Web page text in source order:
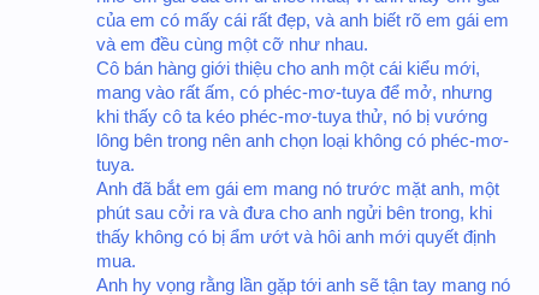
của em có mấy cái rất đẹp, và anh biết rõ em gái em
và em đều cùng một cỡ như nhau.
Cô bán hàng giới thiệu cho anh một cái kiểu mới,
mang vào rất ấm, có phéc-mơ-tuya để mở, nhưng
khi thấy cô ta kéo phéc-mơ-tuya thử, nó bị vướng
lông bên trong nên anh chọn loại không có phéc-mơ-
tuya.
Anh đã bắt em gái em mang nó trước mặt anh, một
phút sau cởi ra và đưa cho anh ngửi bên trong, khi
thấy không có bị ẩm ướt và hôi anh mới quyết định
mua.
Anh hy vọng rằng lần gặp tới anh sẽ tận tay mang nó